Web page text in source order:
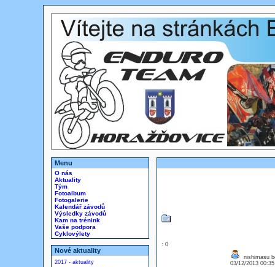
Menu
O nás
Aktuality
Tým
Fotoalbum
Fotogalerie
Kalendář závodů
Výsledky závodů
Kam na trénink
Vaše podpora
Cyklovýlety
Nové aktuality
2017 - aktuality
: 0
nishimasu
03/12/2013